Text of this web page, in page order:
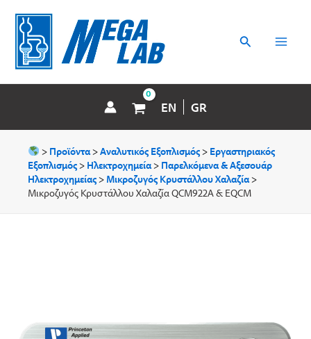
περιεχόμενο
Αναζήτηση
EN GR
> Προϊόντα>Αναλυτικός Εξοπλισμός> Εργαστηριακός
Εξοπλισμός> Ηλεκτροχημεία> Παρελκόμενα & Aξεσουάρ
Hλεκτροχημείας> Μικροζυγός Κρυστάλλου Χαλαζία>
Mικροζυγός Κρυστάλλου Χαλαζία QCM922A & EQCM